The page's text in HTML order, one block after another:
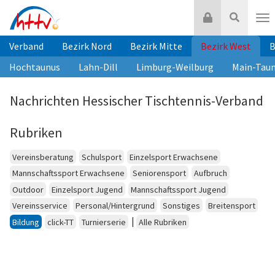
Inhalt
springen
Suche
Login
Verband Bezirk Nord Bezirk Mitte Bezirk West
Hochtaunus
Lahn-Dill Limburg-Weilburg Main-
Nachrichten Hessischer Tischtennis-Verband
Rubriken
Vereinsberatung Schulsport
Einzelsport Erwachsene
Mannschaftssport Erwachsene
Seniorensport
Aufbruch
Outdoor
Einzelsport Jugend
Mannschaftssport Jugend
Vereinsservice
Personal/Hintergrund Sonstiges
Breitensport
Bildung
click-TT Turnierserie | Alle Rubriken